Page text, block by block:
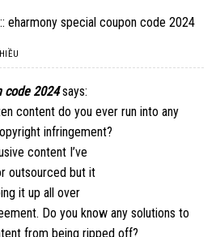
eharmony special coupon code 2024
code 2024 says:
content do you ever run into any
infringement?
content I’ve
outsourced but it
it up all over
Do you know any solutions to
from being ripped off?